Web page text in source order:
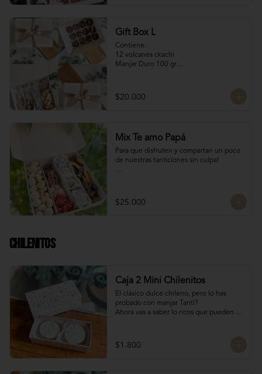
Gift Box L
Contiene:
12 volcanes ckachi
Manjar Duro 100 gr
Naranjitas con chocolate
$20.000
Mix Te amo Papá
Para que disfruten y compartan un poco
de nuestras tanticiones sin culpa!
manjar blanco)
Naranjitas con chocolate 150 gr
$25.000
Chilenitos
Caja 2 Mini Chilenitos
El clásico dulce chileno, pero lo has
probado con manjar Tanti?
Ahora vas a saber lo ricos que pueden
espolvoreados con azúcar flor.
Para dar un dulce especial en estas
$1.800